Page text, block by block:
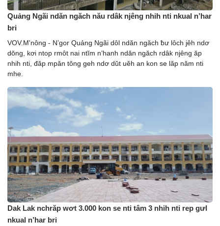
Quảng Ngãi ndăn ngăch nău rdâk njêng nhih nti nkual n’har
bri
VOV.M'nông - N’gor Quảng Ngãi dôl ndăn ngăch ƀư lôch jêh ndơ
dŏng, kơi ntop rmôt nai ntĭm n’hanh ndăn ngăch rdâk njêng ăp
nhih nti, đăp mpăn tŏng geh ndơ dŭt uĕh an kon se lăp năm nti
mhe.
Dak Lak nchrăp wơt 3.000 kon se nti tâm 3 nhih nti rep gưl
nkual n’har bri